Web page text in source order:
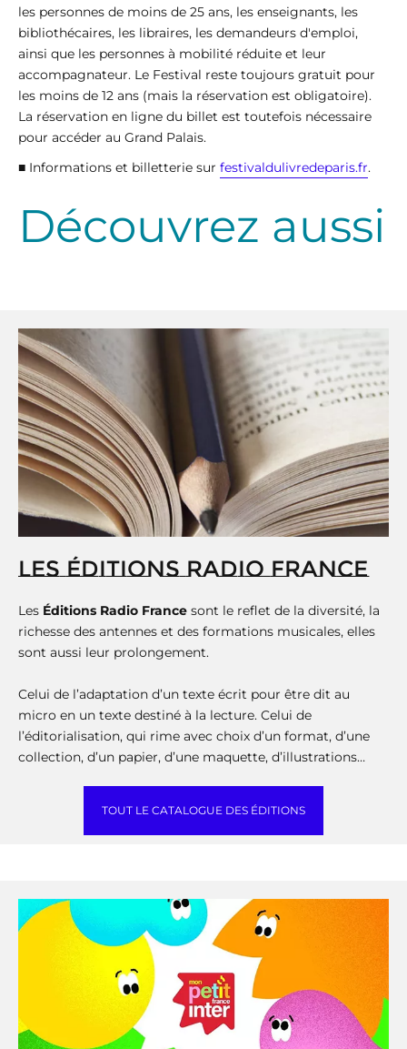
les personnes de moins de 25 ans, les enseignants, les
bibliothécaires, les libraires, les demandeurs d'emploi,
ainsi que les personnes à mobilité réduite et leur
accompagnateur. Le Festival reste toujours gratuit pour
les moins de 12 ans (mais la réservation est obligatoire).
La réservation en ligne du billet est toutefois nécessaire
pour accéder au Grand Palais.
■ Informations et billetterie sur festivaldulivredeparis.fr.
Découvrez aussi
LES ÉDITIONS RADIO FRANCE
Les Éditions Radio France sont le reflet de la diversité, la
richesse des antennes et des formations musicales, elles
sont aussi leur prolongement.
Celui de l’adaptation d’un texte écrit pour être dit au
micro en un texte destiné à la lecture. Celui de
l’éditorialisation, qui rime avec choix d’un format, d’une
collection, d’un papier, d’une maquette, d’illustrations…
TOUT LE CATALOGUE DES ÉDITIONS